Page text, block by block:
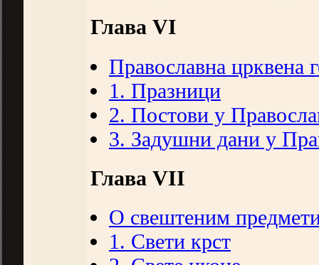
Глава VI
Православна црквена
1. Празници
2. Постови у
3. Задушни дани у
Глава VII
О свештеним
1. Свети крст